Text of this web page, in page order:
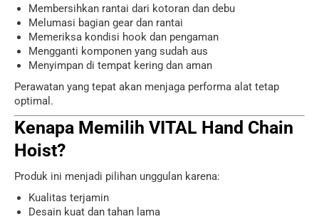
Membersihkan rantai dari kotoran dan debu
Melumasi bagian gear dan rantai
Memeriksa kondisi hook dan pengaman
Mengganti komponen yang sudah aus
Menyimpan di tempat kering dan aman
Perawatan yang tepat akan menjaga performa alat tetap
optimal.
Kenapa Memilih VITAL Hand Chain
Hoist?
Produk ini menjadi pilihan unggulan karena:
Kualitas terjamin
Desain kuat dan tahan lama